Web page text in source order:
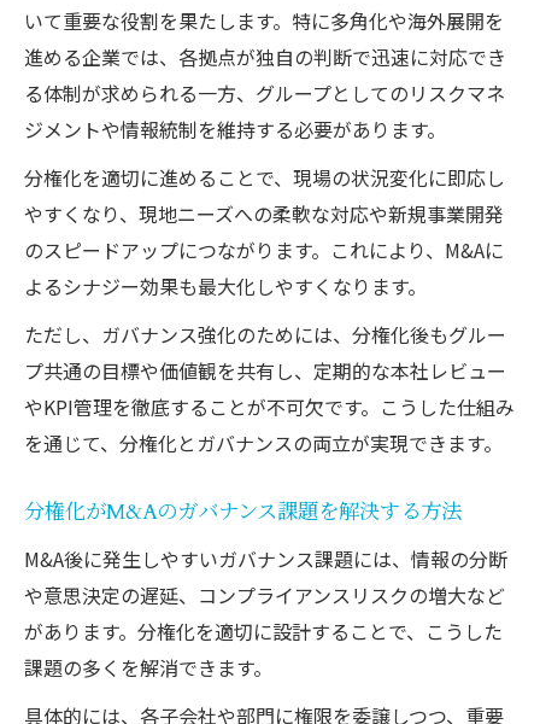
いて重要な役割を果たします。特に多角化や海外展開を
進める企業では、各拠点が独自の判断で迅速に対応でき
る体制が求められる一方、グループとしてのリスクマネ
ジメントや情報統制を維持する必要があります。
分権化を適切に進めることで、現場の状況変化に即応し
やすくなり、現地ニーズへの柔軟な対応や新規事業開発
のスピードアップにつながります。これにより、M&Aに
よるシナジー効果も最大化しやすくなります。
ただし、ガバナンス強化のためには、分権化後もグルー
プ共通の目標や価値観を共有し、定期的な本社レビュー
やKPI管理を徹底することが不可欠です。こうした仕組み
を通じて、分権化とガバナンスの両立が実現できます。
分権化がM&Aのガバナンス課題を解決する方法
M&A後に発生しやすいガバナンス課題には、情報の分断
や意思決定の遅延、コンプライアンスリスクの増大など
があります。分権化を適切に設計することで、こうした
課題の多くを解消できます。
具体的には、各子会社や部門に権限を委譲しつつ、重要